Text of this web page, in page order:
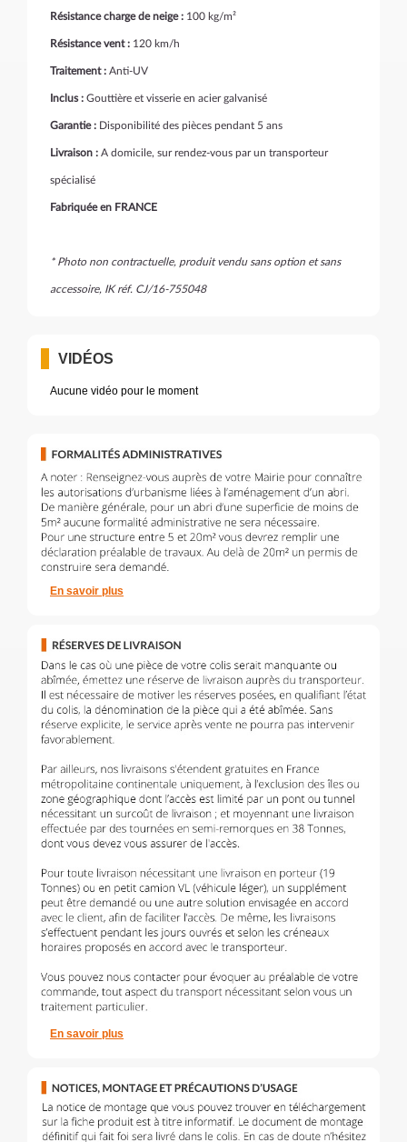
Résistance charge de neige : 100 kg/m²
Résistance vent : 120 km/h
Traitement : Anti-UV
Inclus : Gouttière et visserie en acier galvanisé
Garantie : Disponibilité des pièces pendant 5 ans
Livraison : A domicile, sur rendez-vous par un transporteur
spécialisé
Fabriquée en FRANCE
* Photo non contractuelle, produit vendu sans option et sans
accessoire, IK réf. CJ/16-755048
VIDÉOS
Aucune vidéo pour le moment
En savoir plus
En savoir plus